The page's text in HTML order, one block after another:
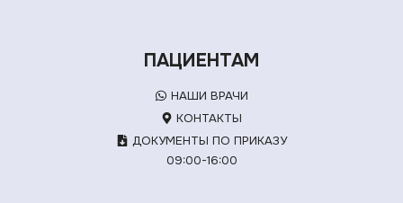
ПАЦИЕНТАМ
НАШИ ВРАЧИ
КОНТАКТЫ
ДОКУМЕНТЫ ПО ПРИКАЗУ
09:00-16:00